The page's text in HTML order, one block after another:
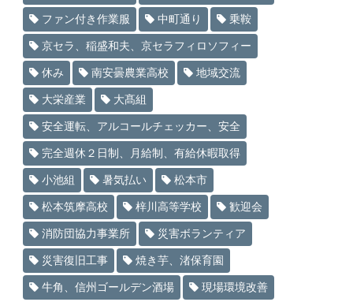
ファン付き作業服 中町通り 乗鞍
京セラ、稲盛和夫、京セラフィロソフィー
休み 南安曇農業高校 地域交流
大栄産業 大髙組
安全運転、アルコールチェッカー、安全
完全週休２日制、月給制、有給休暇取得
小池組 暑気払い 松本市
松本筑摩高校 梓川高等学校 歓迎会
消防団協力事業所 災害ボランティア
災害復旧工事 焼き芋、渚保育園
牛角、信州ゴールデン酒場 現場環境改善